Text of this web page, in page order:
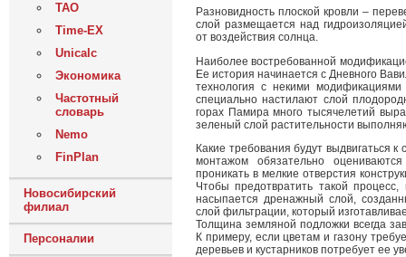
ТАО
Time-EX
Unicalc
Экономика
Частотный
словарь
Nemo
FinPlan
Новосибирский
филиал
Персоналии
Разновидность плоской кровли –
слой размещается над
от воздействия солнца.
Наиболее востребованной
Ее история начинается с Дневного
технология с некими
специально настилают слой
горах Памира много тысячелетий
зеленый слой растительности
Какие требования будут выдвигаться
монтажом обязательно
проникать в мелкие отверстия
Чтобы предотвратить такой
насыпается дренажный слой,
слой фильтрации, который
Толщина земляной подложки всегда
К примеру, если цветам и газону
деревьев и кустарников потребует ее